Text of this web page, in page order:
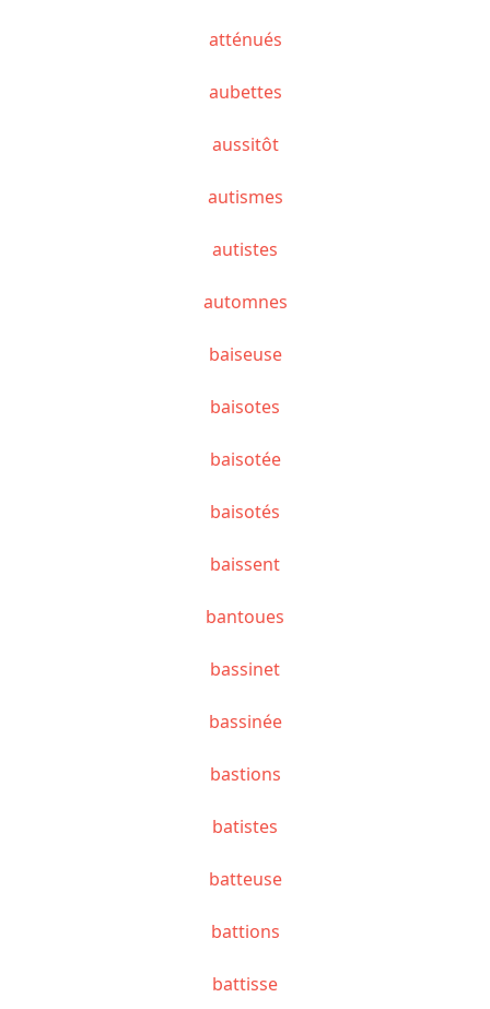
atténués
aubettes
aussitôt
autismes
autistes
automnes
baiseuse
baisotes
baisotée
baisotés
baissent
bantoues
bassinet
bassinée
bastions
batistes
batteuse
battions
battisse